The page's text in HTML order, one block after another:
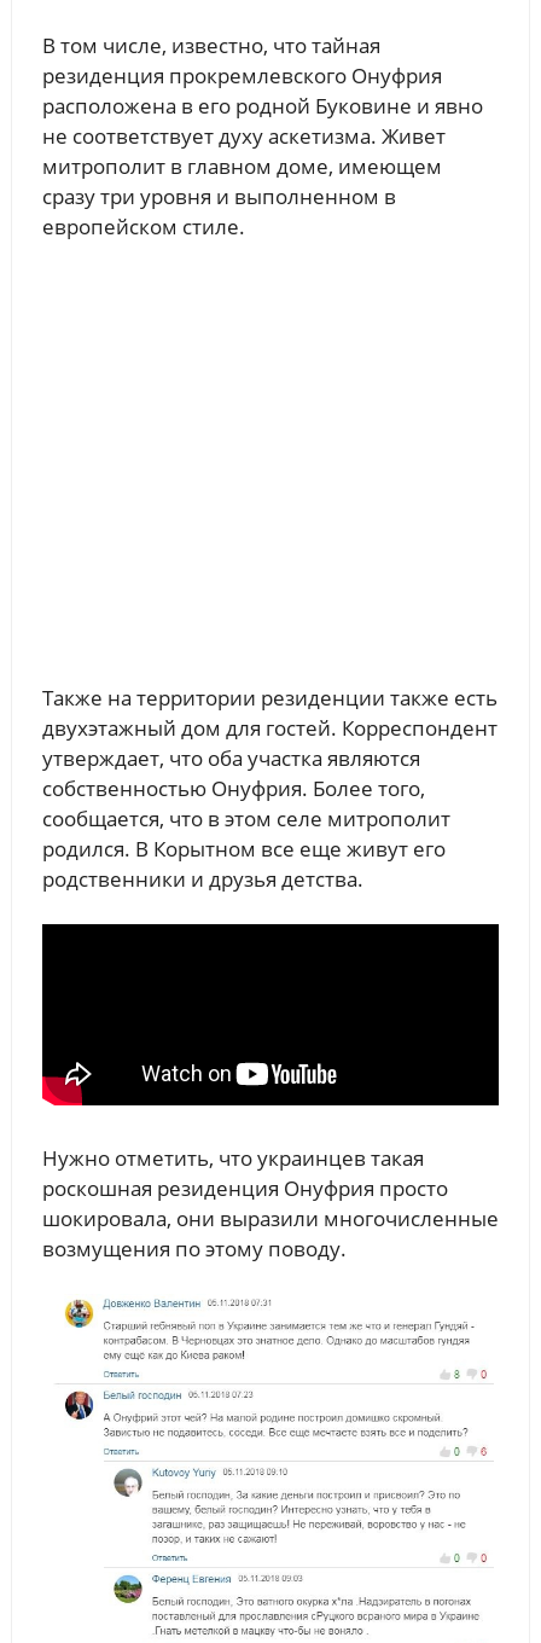
В том числе, известно, что тайная
резиденция прокремлевского Онуфрия
расположена в его родной Буковине и явно
не соответствует духу аскетизма. Живет
митрополит в главном доме, имеющем
сразу три уровня и выполненном в
европейском стиле.
Также на территории резиденции также есть
двухэтажный дом для гостей. Корреспондент
утверждает, что оба участка являются
собственностью Онуфрия. Более того,
сообщается, что в этом селе митрополит
родился. В Корытном все еще живут его
родственники и друзья детства.
Нужно отметить, что украинцев такая
роскошная резиденция Онуфрия просто
шокировала, они выразили многочисленные
возмущения по этому поводу.